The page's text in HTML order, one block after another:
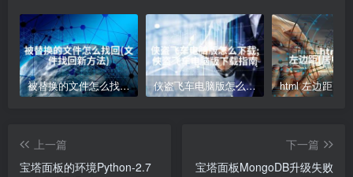
被替换的文件怎么找回(文件找回新方法) 侠盗飞车电脑版怎么下载;侠盗飞车电脑版下载指南
上一篇
宝塔面板的环境Python-2.7
下一篇
宝塔面板MongoDB升级失败